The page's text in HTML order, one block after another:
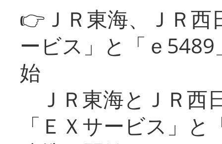
👉ＪＲ東海、ＪＲ
ービス」と「ｅ
始
ＪＲ東海とＪＲ西
「ＥＸサービス」